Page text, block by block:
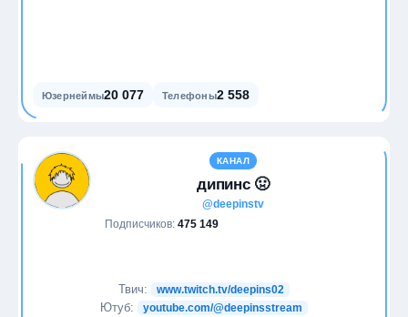
Юзернеймы20 077 Телефоны2 558
КАНАЛ
дипинс 🤢
@deepinstv
Подписчиков: 475 149
Твич: www.twitch.tv/deepins02
Ютуб: youtube.com/@deepinsstream